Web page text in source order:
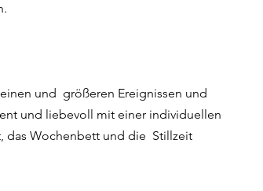
und  größeren Ereignissen und
und liebevoll mit einer individuellen
das Wochenbett und die  Stillzeit